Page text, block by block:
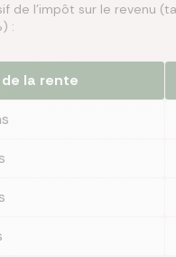
de l’impôt sur le revenu
:
la rente